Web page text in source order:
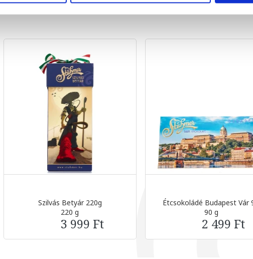
Szilvás Betyár 220g
220 g
3 999 Ft
Étcsokoládé Budapest Vár
90 g
2 499 Ft